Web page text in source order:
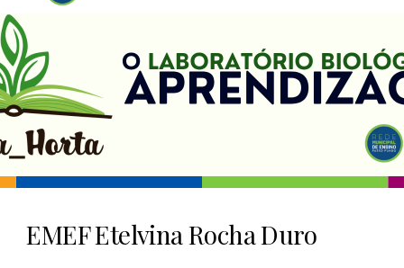
EMEF Etelvina Rocha Duro